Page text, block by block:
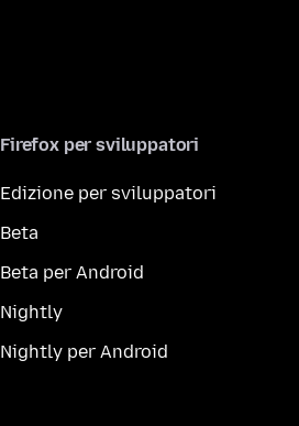
Firefox per sviluppatori
Edizione per sviluppatori
Beta
Beta per Android
Nightly
Nightly per Android